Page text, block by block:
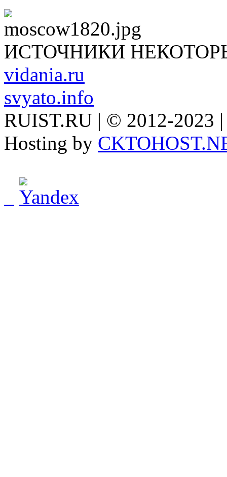
ИСТОЧНИКИ
vidania.ru
svyato.info
RUIST.RU | © 2012-2023
Hosting by